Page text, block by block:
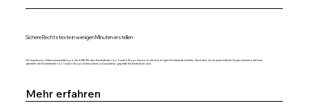
Sichere Rechtstexte in wenigen Minuten erstellen
Ob Impressum, Datenschutzerklärung oder AGB: Mit dem Rechtstexter von Trusted Shops kannst du alle benötigten Rechtstexte erstellen. Nachdem du ein paar einfache Fragen beantwortet hast,
generiert der Rechtstexter von Trusted Shops rechtssichere und anwaltlich geprüfte Rechtstexte für dich.
Mehr erfahren